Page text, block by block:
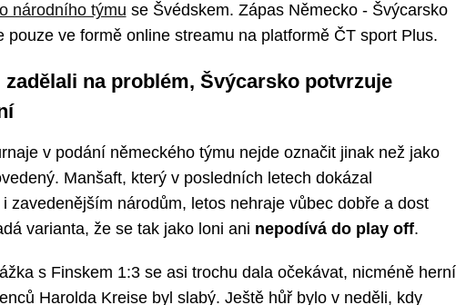
národního týmu se Švédskem. Zápas Německo - Švýcarsko
pouze ve formě online streamu na platformě ČT sport Plus.
zadělali na problém, Švýcarsko potvrzuje
v podání německého týmu nejde označit jinak než jako
Manšaft, který v posledních letech dokázal
i zavedenějším národům, letos nehraje vůbec dobře a dost
varianta, že se tak jako loni ani nepodívá do play off.
s Finskem 1:3 se asi trochu dala očekávat, nicméně herní
Harolda Kreise byl slabý. Ještě hůř bylo v neděli, kdy